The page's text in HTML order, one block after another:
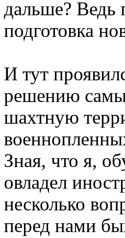
дальше? Ведь
подготовка
И тут
решению
шахтную
Зная, что я,
овладел
несколько
перед нами